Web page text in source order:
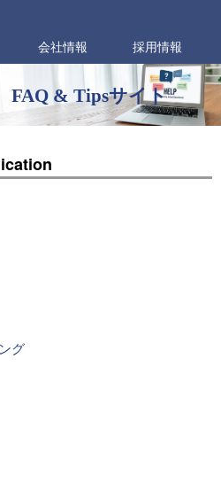
会社情報 採用情報
& Tipsサイト
グ